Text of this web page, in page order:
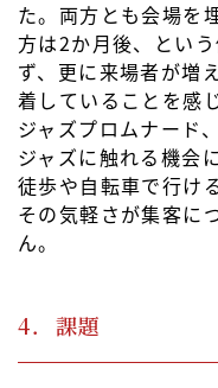
た。両方とも会場を
方は2か月後、とい
ず、更に来場者が増
着していることを感
ジャズプロムナード
ジャズに触れる機会
徒歩や自転車で行け
その気軽さが集客に
ん。
4．課題